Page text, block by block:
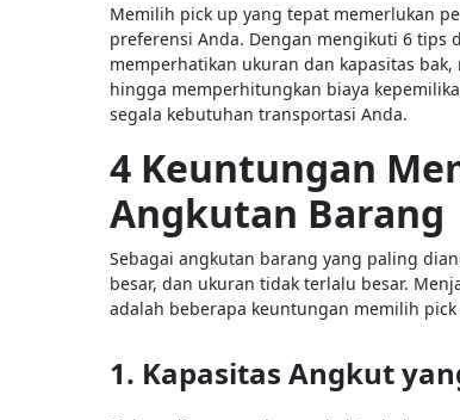
Memilih pick up yang tepat memerlukan
preferensi Anda. Dengan mengikuti 6
memperhatikan ukuran dan kapasitas
hingga memperhitungkan biaya
segala kebutuhan transportasi Anda.
4 Keuntungan
Angkutan Barang
Sebagai angkutan barang yang paling
besar, dan ukuran tidak terlalu besar.
adalah beberapa keuntungan memilih
1. Kapasitas Angkut